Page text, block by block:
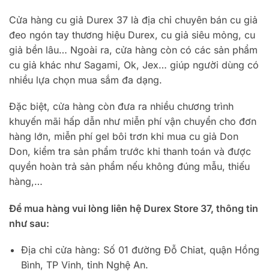
Cửa hàng cu giả Durex 37 là địa chỉ chuyên bán cu giả
đeo ngón tay thương hiệu Durex, cu giả siêu mỏng, cu
giả bền lâu… Ngoài ra, cửa hàng còn có các sản phẩm
cu giả khác như Sagami, Ok, Jex… giúp người dùng có
nhiều lựa chọn mua sắm đa dạng.
Đặc biệt, cửa hàng còn đưa ra nhiều chương trình
khuyến mãi hấp dẫn như miễn phí vận chuyển cho đơn
hàng lớn, miễn phí gel bôi trơn khi mua cu giả Don
Don, kiểm tra sản phẩm trước khi thanh toán và được
quyền hoàn trả sản phẩm nếu không đúng mẫu, thiếu
hàng,…
Để mua hàng vui lòng liên hệ Durex Store 37, thông tin
như sau:
Địa chỉ cửa hàng: Số 01 đường Đỗ Chiat, quận Hồng
Bình, TP Vinh, tỉnh Nghệ An.